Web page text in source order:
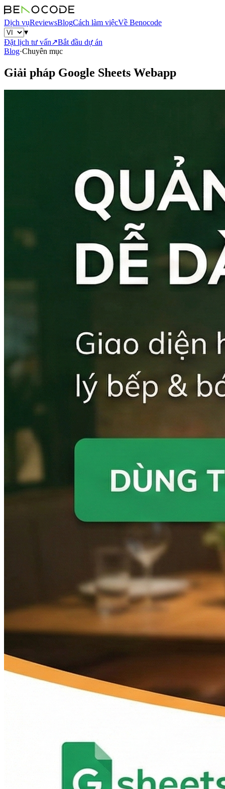
Dịch vụReviewsBlogCách làm việcVề Benocode
▾
Đặt lịch tư vấn↗Bắt đầu dự án
Blog·Chuyên mục
Giải pháp Google Sheets Webapp